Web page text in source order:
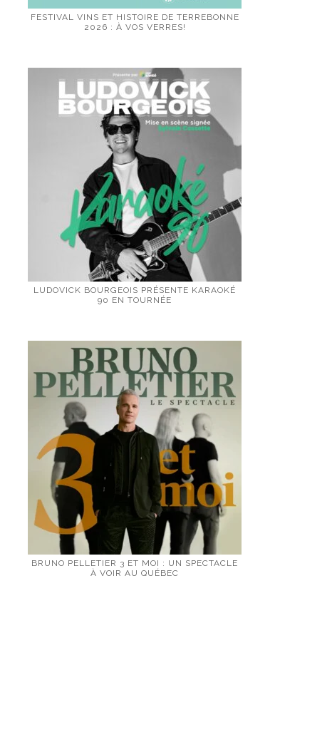
FESTIVAL VINS ET HISTOIRE DE TERREBONNE
2026 : À VOS VERRES!
LUDOVICK BOURGEOIS PRÉSENTE KARAOKÉ
90 EN TOURNÉE
BRUNO PELLETIER 3 ET MOI : UN SPECTACLE
À VOIR AU QUÉBEC